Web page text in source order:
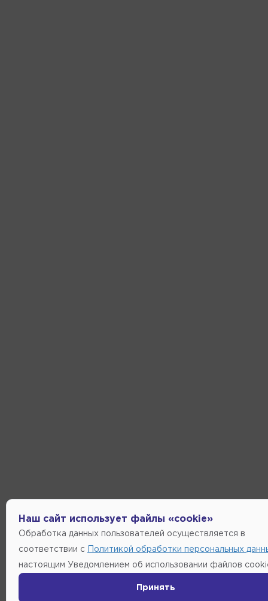
Наш сайт использует файлы «cookie»
Обработка данных пользователей осуществляется в
соответствии с Политикой обработки персональных
настоящим Уведомлением об использовании файлов
Принять